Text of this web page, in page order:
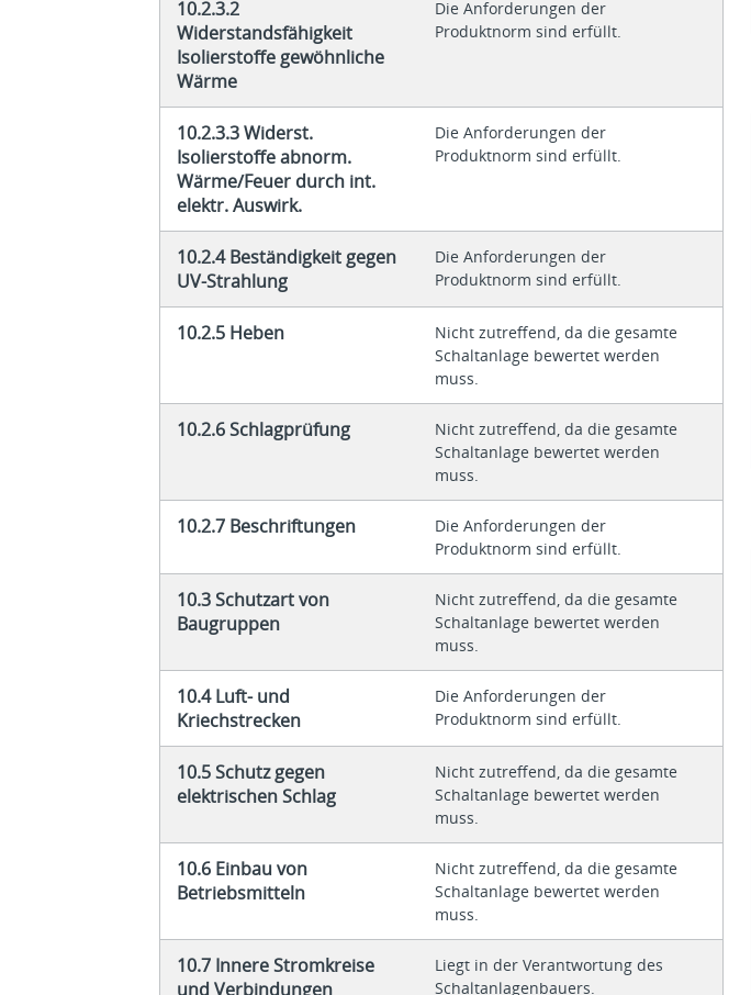
10.2.3.2
Widerstandsfähigkeit
Isolierstoffe gewöhnliche
Wärme
Die Anforderungen der
Produktnorm sind erfüllt.
10.2.3.3 Widerst.
Isolierstoffe abnorm.
Wärme/Feuer durch int.
elektr. Auswirk.
Die Anforderungen der
Produktnorm sind erfüllt.
10.2.4 Beständigkeit gegen
UV-Strahlung
Die Anforderungen der
Produktnorm sind erfüllt.
10.2.5 Heben
Nicht zutreffend, da die gesamte
Schaltanlage bewertet werden
muss.
10.2.6 Schlagprüfung
Nicht zutreffend, da die gesamte
Schaltanlage bewertet werden
muss.
10.2.7 Beschriftungen
Die Anforderungen der
Produktnorm sind erfüllt.
10.3 Schutzart von
Baugruppen
Nicht zutreffend, da die gesamte
Schaltanlage bewertet werden
muss.
10.4 Luft- und
Kriechstrecken
Die Anforderungen der
Produktnorm sind erfüllt.
10.5 Schutz gegen
elektrischen Schlag
Nicht zutreffend, da die gesamte
Schaltanlage bewertet werden
muss.
10.6 Einbau von
Betriebsmitteln
Nicht zutreffend, da die gesamte
Schaltanlage bewertet werden
muss.
10.7 Innere Stromkreise
und Verbindungen
Liegt in der Verantwortung des
Schaltanlagenbauers.